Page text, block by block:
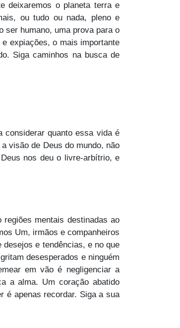
deixaremos o planeta terra e
ou tudo ou nada, pleno e
ser humano, uma prova para o
expiações, o mais importante
Siga caminhos na busca de
considerar quanto essa vida é
visão de Deus do mundo, não
nos deu o livre-arbítrio, e
mentais destinadas ao
Um, irmãos e companheiros
e tendências, e no que
desesperados e ninguém
em vão é negligenciar a
a alma. Um coração abatido
é apenas recordar. Siga a sua